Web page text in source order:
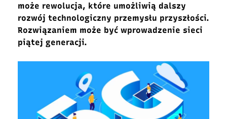
może rewolucja, które umożliwią dalszy
rozwój technologiczny przemysłu przyszłości.
Rozwiązaniem może być wprowadzenie sieci
piątej generacji.